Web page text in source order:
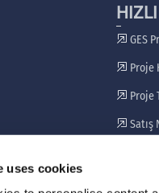
uses cookies
GES
Proje
Proje
Satış